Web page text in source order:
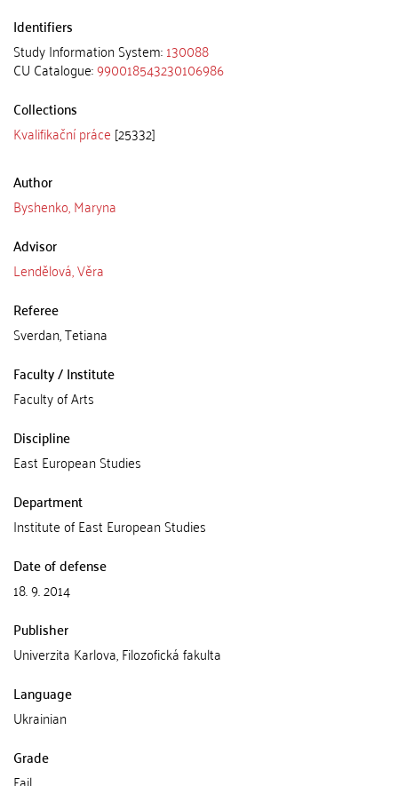
Identifiers
Study Information System:130088
CU Catalogue:990018543230106986
Collections
Kvalifikační práce [25332]
Author
Byshenko, Maryna
Advisor
Lendělová, Věra
Referee
Sverdan, Tetiana
Faculty / Institute
Faculty of Arts
Discipline
East European Studies
Department
Institute of East European Studies
Date of defense
18. 9. 2014
Publisher
Univerzita Karlova, Filozofická fakulta
Language
Ukrainian
Grade